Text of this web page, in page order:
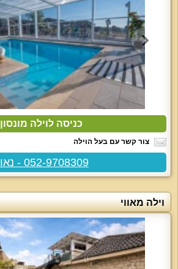
כניסה לוילה מונסון
צור קשר עם בעל הוילה
052-9708309 - נאור
וילה מאווי